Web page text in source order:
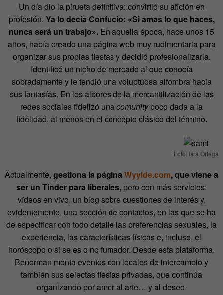
Un día dio la pirueta definitiva: convirtió su afición en
profesión. Ya lo decía Confucio: «Si amas lo que haces,
nunca será un trabajo». En aquella época, hace unos 15
años, había creado una página web muy rudimentaria para
organizar sus propias fiestas y decidió profesionalizarla.
Identificó un nicho de mercado al que conocía
sobradamente y le tendió una voluptuosa alfombra hacia
sus fantasías. En los albores de la mercantilización de las
redes sociales fidelizó unacomunitypoco dada a la
fidelidad, al menos en el concepto clásico del término.
Foto: Isra Ortega
Actualmente, gestiona la página Wyylde.com, que viene a
ser un Tinder para liberales, pero con más servicios:
vídeos en vivo, un blog sobre cuestiones de interés y,
evidentemente, una sección de contactos, en las que se ha
de especificar con todo detalle las preferencias sexuales, la
experiencia, las características físicas e, incluso, el
horóscopo o si se es o no fumador. Desde esta plataforma,
Benorman monta eventos con locales de intercambio y
también sus selectas fiestas privadas, que continúa
organizando por amor al arte… y al deseo.